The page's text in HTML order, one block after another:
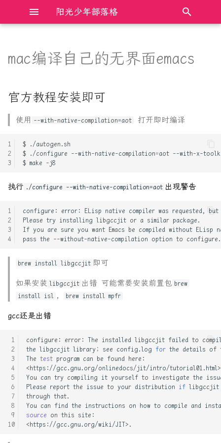
阳光少年部落格
始
Redis_04-持久化( RDB和AOF)
Django解决CORS跨域
Flask入门笔记-01_路由的基
本定义
Flask入门笔记-02_动态路由
and正则转换器
Flask入门笔记-03_请
Flask入门笔记-04_响
应:response
Flask入门笔记-05_COOKIE
Flask入门笔记-06_SESSION
初始化时参数详解
Flask入门笔记-08_异常捕获
Flask入门笔记-09_中间件or
请求钩子
Flask入门笔记-10_蓝图
Flask入门笔记-11_请求上下
文
Electron前端框架完全入门
JavaScript DOM操作完全入门
JavaScript中的new和原型原
型链
JavaScript中的防抖和节流
入门
TypeScript基础入门笔记
VUE-插槽详细图解
VUE前端框架完全入门
es6模板字符串和新增方法
html_css完全入门
js实现 有限状态自动机 实现
的词法分析器
rust的gui框架 slint学习
typecho的handsome主题设置
播放器的自动隐藏
官方教程安装即可
安装
AXI总线总结
C++11 的六种 memory order
C++与Rust操作裸指针的比较
Linux下动态链接库版本管理
及查找加载方式
释器并行
RUST死灵书-子类型和型变
Rust - MaybeUninit未初始化
Rust Async: Pin概念解析
Rust Runtime 与 ABI
Rust std-any 模块详解
Rust 中的型变
Rust 之不可为-暴露内部结构
Rust 之不可为-滥用getter
什么是双花攻击
股市中常见的MA, EMA, DMA,
SMA等算法代码
通达信中SMA等函数与注释说
明不符的探究
mac编译自己的无界面emacs
官方教程安装即可
使用 --with-native-compilation=aot 打开即时编译
$
$ ./configure --with-native-compilation=aot --with-x-
$ make
执行 ./configure --with-native-compilation=aot 出现警告
configure: error: ELisp native compiler was requested,
but
Please try installing libgccjit or a similar
If you are sure you want Emacs be compiled without ELisp
pass the --without-native-compilation option to
brew install libgccjit 即可
如果安装 libgccjit 出错 可能需要安装前置包 brew
install isl , brew install mpfr
gcc还是出错
configure: error: The installed libgccjit failed to
the libgccjit library; see config.log for the details of
The test program can be found
You can try compiling it yourself to investigate the
Please report the issue to your distribution if libgccjit
through
You can find the instructions on how to compile and
source on this